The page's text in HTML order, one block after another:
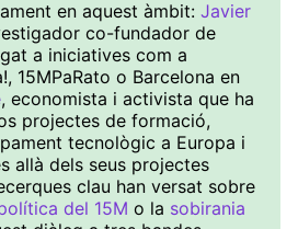
en aquest àmbit: Javier
co-fundador de
a iniciatives com a
15MPaRato o Barcelona en
, economista i activista que ha
projectes de formació,
tecnològic a Europa i
allà dels seus projectes
clau han versat sobre
del 15M o la sobirania